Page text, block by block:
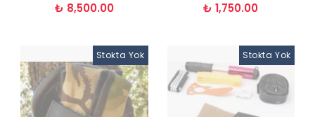
₺ 8,500.00 ₺ 1,750.00
Stokta Yok Stokta Yok